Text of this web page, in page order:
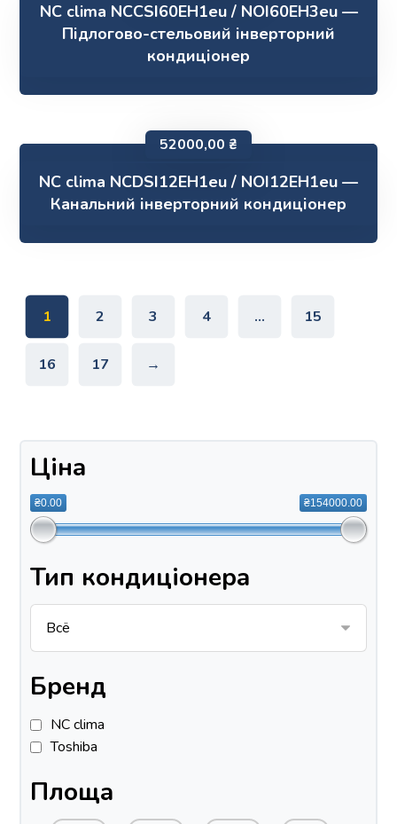
NC clima NCCSI60EH1eu / NOI60EH3eu —
Підлогово-стельовий інверторний
кондиціонер
NC clima NCDSI12EH1eu / NOI12EH1eu —
Канальний інверторний кондиціонер
52000,00 ₴
1 2 3 4 … 15
16 17 →
Ціна
₴0.00 ₴154000.00
Тип кондиціонера
Бренд
NC clima
Toshiba
Площа